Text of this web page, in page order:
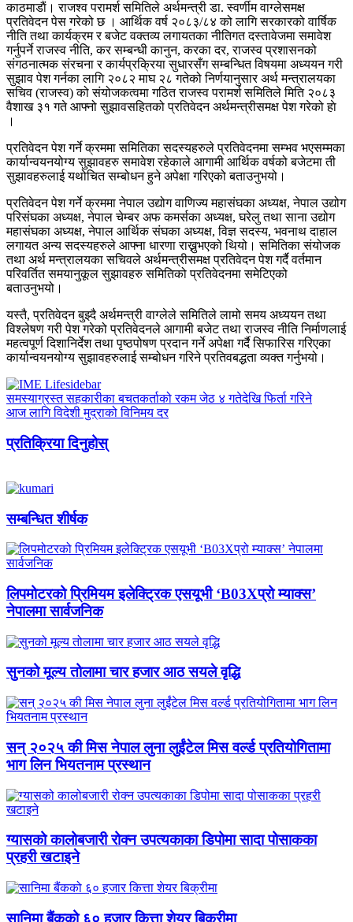
काठमाडाैं। राजश्व परामर्श समितिले अर्थमन्त्री डा. स्वर्णीम वाग्लेसमक्ष
प्रतिवेदन पेस गरेको छ । आर्थिक वर्ष २०८३/८४ को लागि सरकारको वार्षिक
नीति तथा कार्यक्रम र बजेट वक्तव्य लगायतका नीतिगत दस्तावेजमा समावेश
गर्नुपर्ने राजस्व नीति, कर सम्बन्धी कानुन, करका दर, राजस्व प्रशासनको
संगठनात्मक संरचना र कार्यप्रक्रिया सुधारसँग सम्बन्धित विषयमा अध्ययन गरी
सुझाव पेश गर्नका लागि २०८२ माघ २८ गतेको निर्णयानुसार अर्थ मन्त्रालयका
सचिव (राजस्व) को संयोजकत्वमा गठित राजस्व परामर्श समितिले मिति २०८३
वैशाख ३१ गते आफ्नो सुझावसहितको प्रतिवेदन अर्थमन्त्रीसमक्ष पेश गरेको हाे
।
प्रतिवेदन पेश गर्ने क्रममा समितिका सदस्यहरुले प्रतिवेदनमा सम्भव भएसम्मका
कार्यान्वयनयोग्य सुझावहरु समावेश रहेकाले आगामी आर्थिक वर्षको बजेटमा ती
सुझावहरुलाई यथोचित सम्बोधन हुने अपेक्षा गरिएको बताउनुभयो।
प्रतिवेदन पेश गर्ने क्रममा नेपाल उद्योग वाणिज्य महासंघका अध्यक्ष, नेपाल उद्योग
परिसंघका अध्यक्ष, नेपाल चेम्बर अफ कमर्सका अध्यक्ष, घरेलु तथा साना उद्योग
महासंघका अध्यक्ष, नेपाल आर्थिक संघका अध्यक्ष, विज्ञ सदस्य, भवनाथ दाहाल
लगायत अन्य सदस्यहरुले आफ्ना धारणा राख्नुभएको थियो। समितिका संयोजक
तथा अर्थ मन्त्रालयका सचिवले अर्थमन्त्रीसमक्ष प्रतिवेदन पेश गर्दै वर्तमान
परिवर्तित समयानुकूल सुझावहरु समितिको प्रतिवेदनमा समेटिएको
बताउनुभयो।
यस्तै, प्रतिवेदन बुझ्दै अर्थमन्त्री वाग्लेले समितिले लामो समय अध्ययन तथा
विश्लेषण गरी पेश गरेको प्रतिवेदनले आगामी बजेट तथा राजस्व नीति निर्माणलाई
महत्वपूर्ण दिशानिर्देश तथा पृष्ठपोषण प्रदान गर्ने अपेक्षा गर्दै सिफारिस गरिएका
कार्यान्वयनयोग्य सुझावहरुलाई सम्बोधन गरिने प्रतिवबद्धता व्यक्त गर्नुभयो।
समस्याग्रस्त सहकारीका बचतकर्ताको रकम जेठ ४ गतेदेखि फिर्ता गरिने
आज लागि विदेशी मुद्राको विनिमय दर
प्रतिक्रिया दिनुहोस्
सम्बन्धित शीर्षक
लिपमोटरको प्रिमियम इलेक्ट्रिक एसयूभी ‘B03Xप्रो म्याक्स’
नेपालमा सार्वजनिक
सुनको मूल्य तोलामा चार हजार आठ सयले वृद्धि
सन् २०२५ की मिस नेपाल लुना लुईंटेल मिस वर्ल्ड प्रतियोगितामा
भाग लिन भियतनाम प्रस्थान
ग्यासको कालोबजारी रोक्न उपत्यकाका डिपोमा सादा पोसाकका
प्रहरी खटाइने
सानिमा बैंकको ६० हजार कित्ता शेयर बिक्रीमा